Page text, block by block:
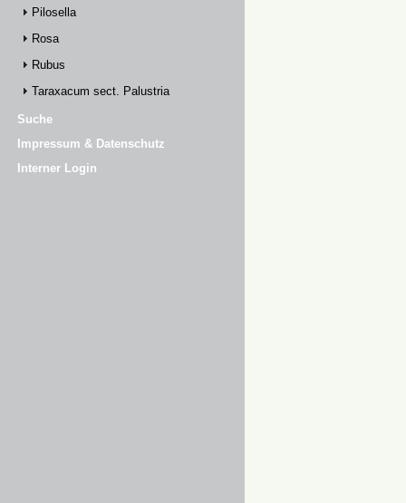
Pilosella
Rosa
Rubus
Taraxacum sect. Palustria
Suche
Impressum & Datenschutz
Interner Login